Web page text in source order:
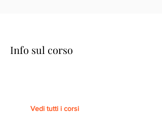
Info sul corso
Vedi tutti i corsi